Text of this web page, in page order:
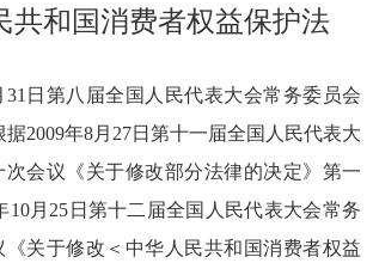
共和国消费者权益保护法
日第八届全国人民代表大会常务委员会
2009年8月27日第十一届全国人民代表大
会议《关于修改部分法律的决定》第一
10月25日第十二届全国人民代表大会常务
关于修改＜中华人民共和国消费者权益